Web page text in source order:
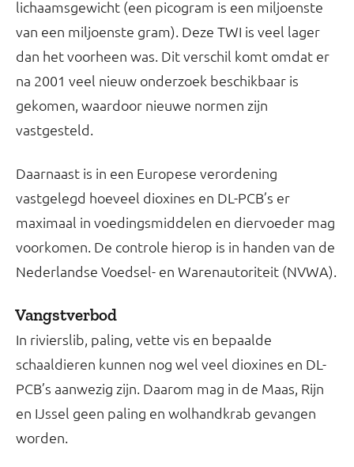
lichaamsgewicht (een picogram is een miljoenste
van een miljoenste gram). Deze TWI is veel lager
dan het voorheen was. Dit verschil komt omdat er
na 2001 veel nieuw onderzoek beschikbaar is
gekomen, waardoor nieuwe normen zijn
vastgesteld.
Daarnaast is in een Europese verordening
vastgelegd hoeveel dioxines en DL-PCB’s er
maximaal in voedingsmiddelen en diervoeder mag
voorkomen. De controle hierop is in handen van de
Nederlandse Voedsel- en Warenautoriteit (NVWA).
Vangstverbod
In rivierslib, paling, vette vis en bepaalde
schaaldieren kunnen nog wel veel dioxines en DL-
PCB’s aanwezig zijn. Daarom mag in de Maas, Rijn
en IJssel geen paling en wolhandkrab gevangen
worden.